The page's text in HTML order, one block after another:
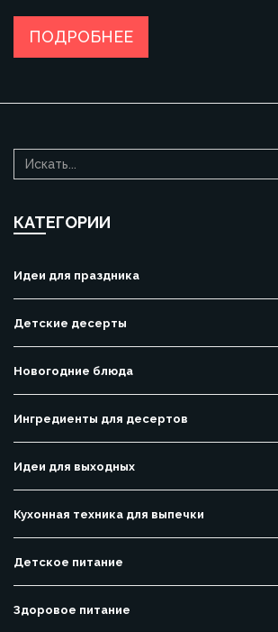
без домыслов и сложных ритуалов.
только вкусным, но и удачным по
ПОДРОБНЕЕ
КАТЕГОРИИ
Идеи для праздника
Детские десерты
Новогодние блюда
Ингредиенты для десертов
Идеи для выходных
Кухонная техника для выпечки
Детское питание
Здоровое питание